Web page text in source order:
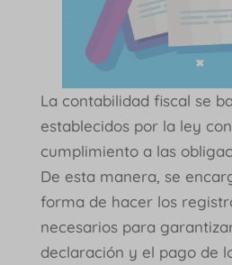
La contabilidad fiscal se
establecidos por la ley
cumplimiento a las
De esta manera, se
forma de hacer los
necesarios para
declaración y el pago de